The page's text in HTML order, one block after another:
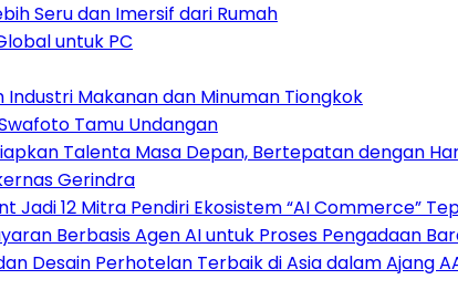
Seru dan Imersif dari Rumah
untuk PC
Industri Makanan dan Minuman Tiongkok
Tamu Undangan
Talenta Masa Depan, Bertepatan dengan
Gerindra
Jadi 12 Mitra Pendiri Ekosistem “AI Commerce”
Berbasis Agen AI untuk Proses Pengadaan
Desain Perhotelan Terbaik di Asia dalam Ajang